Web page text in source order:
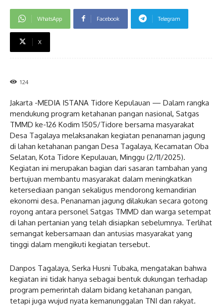
WhatsApp Facebook Telegram
X
124
Jakarta -MEDIA ISTANA Tidore Kepulauan — Dalam rangka
mendukung program ketahanan pangan nasional, Satgas
TMMD ke-126 Kodim 1505/Tidore bersama masyarakat
Desa Tagalaya melaksanakan kegiatan penanaman jagung
di lahan ketahanan pangan Desa Tagalaya, Kecamatan Oba
Selatan, Kota Tidore Kepulauan, Minggu (2/11/2025).
Kegiatan ini merupakan bagian dari sasaran tambahan yang
bertujuan membantu masyarakat dalam meningkatkan
ketersediaan pangan sekaligus mendorong kemandirian
ekonomi desa. Penanaman jagung dilakukan secara gotong
royong antara personel Satgas TMMD dan warga setempat
di lahan pertanian yang telah disiapkan sebelumnya. Terlihat
semangat kebersamaan dan antusias masyarakat yang
tinggi dalam mengikuti kegiatan tersebut.
Danpos Tagalaya, Serka Husni Tubaka, mengatakan bahwa
kegiatan ini tidak hanya sebagai bentuk dukungan terhadap
program pemerintah dalam bidang ketahanan pangan,
tetapi juga wujud nyata kemanunggalan TNI dan rakyat.